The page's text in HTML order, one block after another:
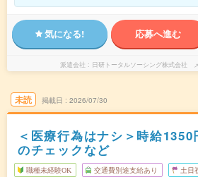
気になる! 応募へ進む
派遣会社 日研トータルソーシング株式会社
未読 掲載日 2026/07/30
＜医療行為はナシ＞時給
のチェックなど
職種未経験OK 交通費別途支給あり 土日